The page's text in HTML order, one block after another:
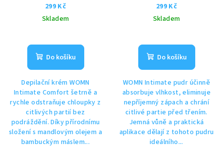
299 Kč
Skladem
hodnocení
produktu
z
5
hvězdiček.
Do košíku
Depilační krém WOMN
Intimate Comfort šetrně a
rychle odstraňuje chloupky z
citlivých partií bez
podráždění. Díky přírodnímu
složení s mandlovým olejem a
bambuckým máslem...
299 Kč
Skladem
Do košíku
WOMN Intimate pudr účinně
absorbuje vlhkost, eliminuje
nepříjemný zápach a chrání
citlivé partie před třením.
Jemná vůně a praktická
aplikace dělají z tohoto pudru
ideálního...